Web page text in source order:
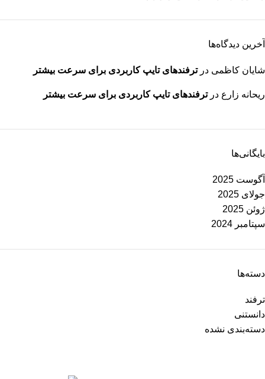
آخرین دیدگاه‌ها
شایان کاظمی درترفندهای تایپ کاربردی برای سرعت بیشتر
ریحانه زارع درترفندهای تایپ کاربردی برای سرعت بیشتر
بایگانی‌ها
آگوست 2025
جولای 2025
ژوئن 2025
سپتامبر 2024
دسته‌ها
ترفند
دانستنی
دسته‌بندی نشده